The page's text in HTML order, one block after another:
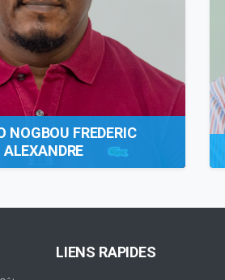
NOGBOU FREDERIC
ALEXANDRE
LIENS RAPIDES